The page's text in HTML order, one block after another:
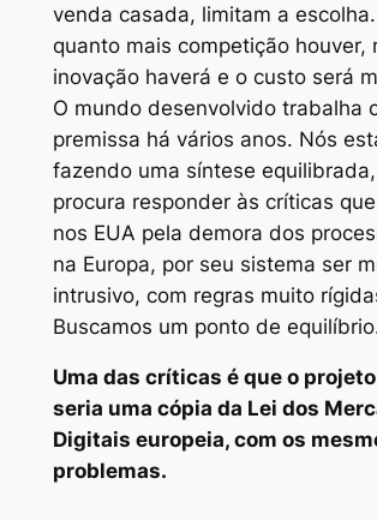
venda casada, limitam a
quanto mais competição houver,
inovação haverá e o custo será
O mundo desenvolvido trabalha
premissa há vários anos. Nós
fazendo uma síntese
procura responder às críticas
nos EUA pela demora dos
na Europa, por seu sistema ser
intrusivo, com regras muito
Buscamos um ponto de
Uma das críticas é que o
seria uma cópia da Lei dos
Digitais europeia, com os
problemas.